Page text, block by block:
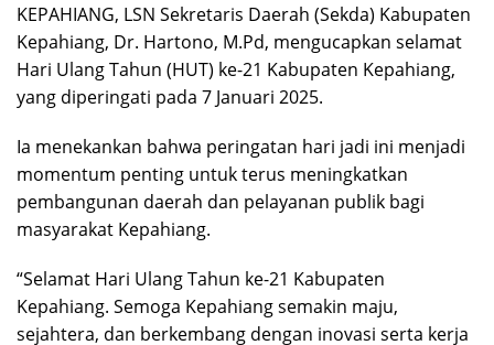
KEPAHIANG, LSN Sekretaris Daerah (Sekda) Kabupaten
Kepahiang, Dr. Hartono, M.Pd, mengucapkan selamat
Hari Ulang Tahun (HUT) ke-21 Kabupaten Kepahiang,
yang diperingati pada 7 Januari 2025.
Ia menekankan bahwa peringatan hari jadi ini menjadi
momentum penting untuk terus meningkatkan
pembangunan daerah dan pelayanan publik bagi
masyarakat Kepahiang.
“Selamat Hari Ulang Tahun ke-21 Kabupaten
Kepahiang. Semoga Kepahiang semakin maju,
sejahtera, dan berkembang dengan inovasi serta kerja